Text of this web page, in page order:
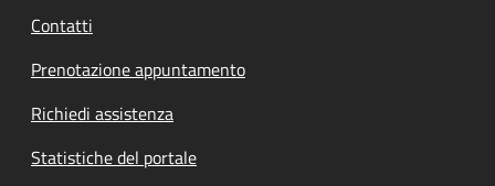
Contatti
Prenotazione appuntamento
Richiedi assistenza
Statistiche del portale